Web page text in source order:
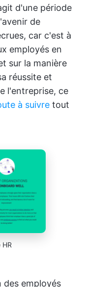
d'une période
de
car c'est à
employés en
sur la manière
réussite et
l'entreprise, ce
à suivre tout
des employés